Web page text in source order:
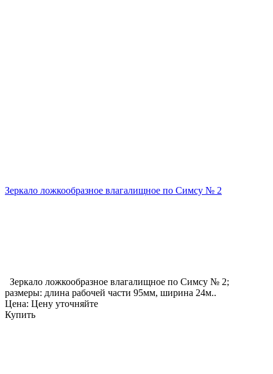
Зеркало ложкообразное влагалищное по Симсу № 2
Зеркало ложкообразное влагалищное по Симсу № 2;
размеры: длина рабочей части 95мм, ширина 24м..
Цена: Цену уточняйте
Купить